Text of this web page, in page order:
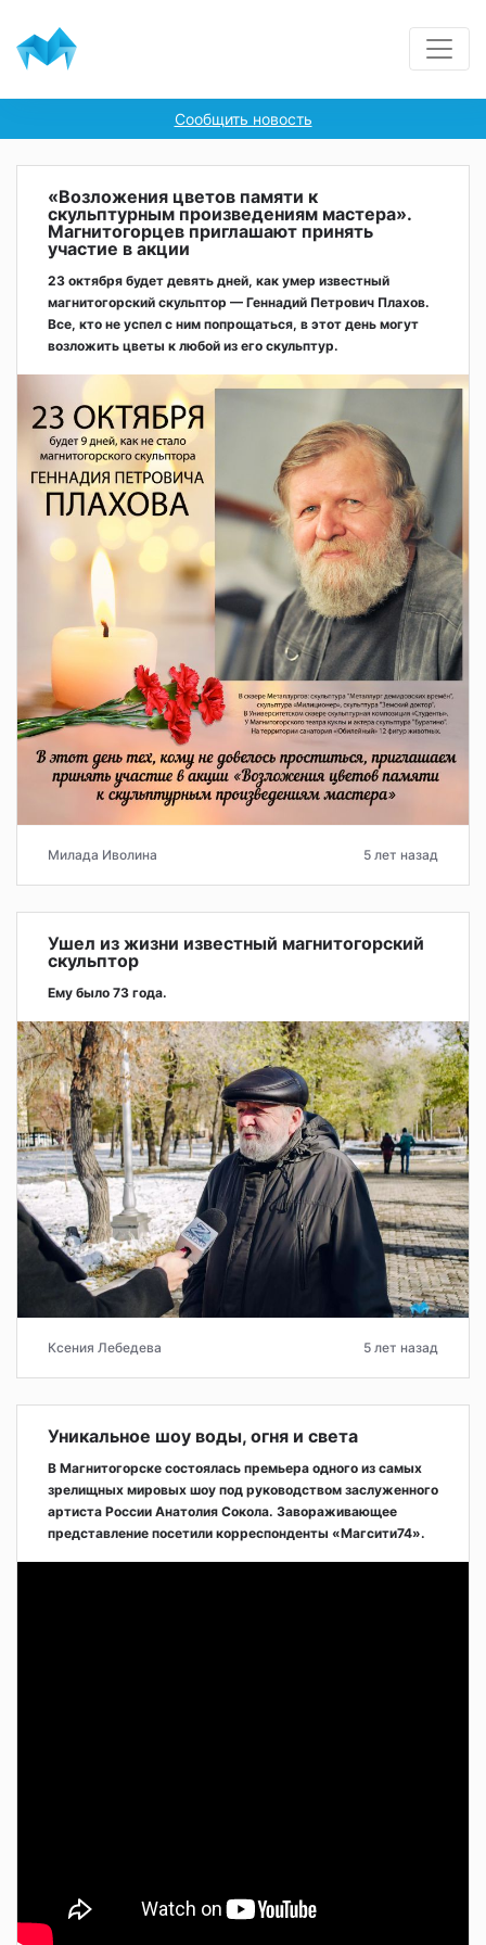
Сообщить новость
«Возложения цветов памяти к
скульптурным произведениям мастера».
Магнитогорцев приглашают принять
участие в акции
23 октября будет девять дней, как умер известный
магнитогорский скульптор — Геннадий Петрович Плахов.
Все, кто не успел с ним попрощаться, в этот день могут
возложить цветы к любой из его скульптур.
Милада Иволина 5 лет назад
Ушел из жизни известный магнитогорский
скульптор
Ему было 73 года.
Ксения Лебедева 5 лет назад
Уникальное шоу воды, огня и света
В Магнитогорске состоялась премьера одного из самых
зрелищных мировых шоу под руководством заслуженного
артиста России Анатолия Сокола. Завораживающее
представление посетили корреспонденты «Магсити74».